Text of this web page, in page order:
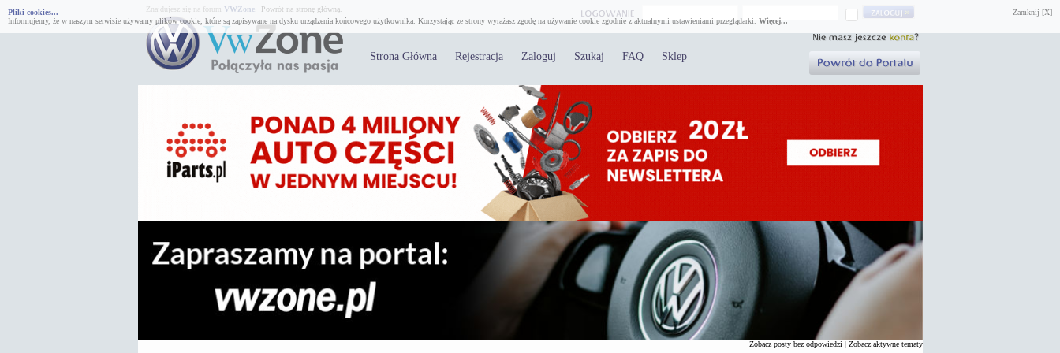
Zamknij [X]
Pliki cookies...
Informujemy, że w naszym serwisie używamy plików cookie, które są zapisywane na dysku urządzenia końcowego użytkownika. Korzystając ze strony wyrażasz zgodę na używanie cookie zgodnie z aktualnymi ustawieniami przeglądarki. Więcej...
Znajdujesz się na forum VWZone. Powrót na stronę główną.
Strona Główna Rejestracja Zaloguj Szukaj FAQ Sklep
Zobacz posty bez odpowiedzi | Zobacz aktywne tematy